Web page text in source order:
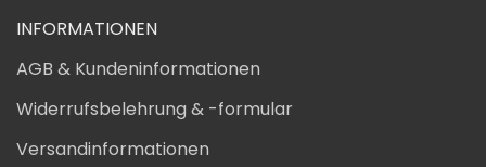
INFORMATIONEN
AGB & Kundeninformationen
Widerrufsbelehrung & -formular
Versandinformationen